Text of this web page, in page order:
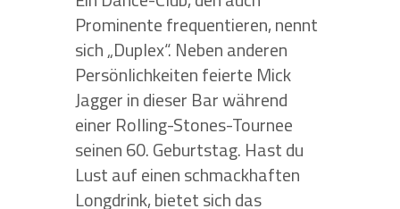
Prominente frequentieren, nennt
sich „Duplex“. Neben anderen
Persönlichkeiten feierte Mick
Jagger in dieser Bar während
einer Rolling-Stones-Tournee
seinen 60. Geburtstag. Hast du
Lust auf einen schmackhaften
Longdrink, bietet sich das